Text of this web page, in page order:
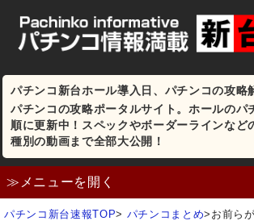
パチンコ新台ホール導入日、パチンコの攻略
パチンコの攻略ポータルサイト。ホールのパ
順に更新中！スペックやボーダーラインなど
種別の動画まで全部大公開！
≫メニューを開く
パチンコ新台速報TOP> パチンコまとめ> お前ら